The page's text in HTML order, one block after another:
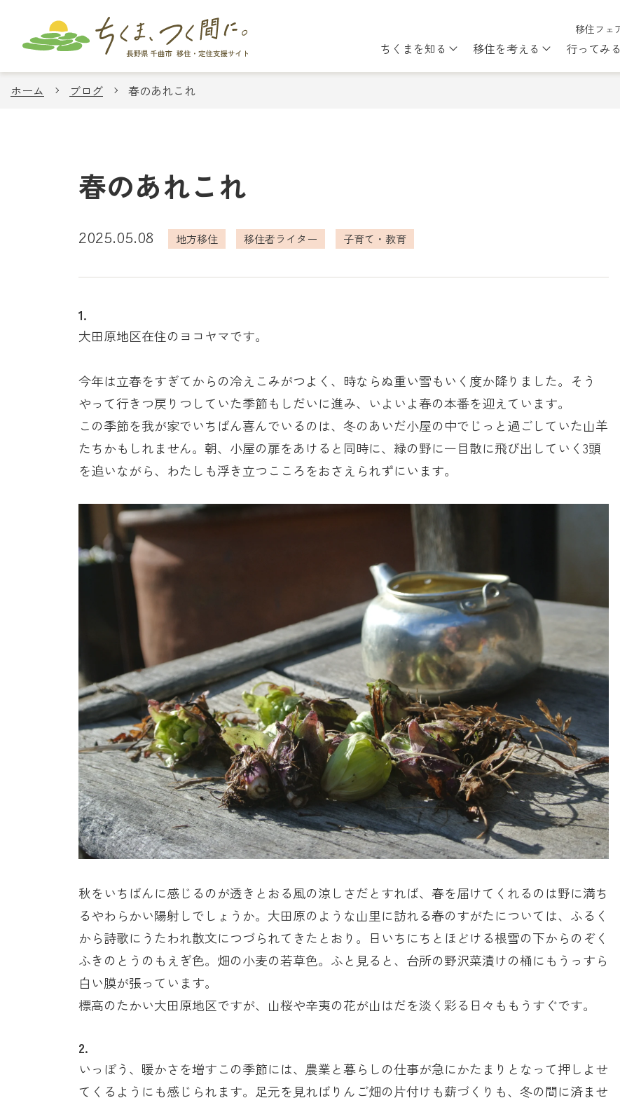
移住フェ
ちくまを知る Show submenu for ちくまを
移住を考える Show行ってみる
ホーム ブログ 春のあれこれ
春のあれこれ
2025.05.08 地方移住 移住者ライター 子育て・教育
1.
大田原地区在住のヨコヤマです。
今年は立春をすぎてからの冷えこみがつよく、時ならぬ重い雪もいく度か降りました。そう
やって行きつ戻りつしていた季節もしだいに進み、いよいよ春の本番を迎えています。
この季節を我が家でいちばん喜んでいるのは、冬のあいだ小屋の中でじっと過ごしていた山羊
たちかもしれません。朝、小屋の扉をあけると同時に、緑の野に一目散に飛び出していく3頭
を追いながら、わたしも浮き立つこころをおさえられずにいます。
秋をいちばんに感じるのが透きとおる風の涼しさだとすれば、春を届けてくれるのは野に満ち
るやわらかい陽射しでしょうか。大田原のような山里に訪れる春のすがたについては、ふるく
から詩歌にうたわれ散文につづられてきたとおり。日いちにちとほどける根雪の下からのぞく
ふきのとうのもえぎ色。畑の小麦の若草色。ふと見ると、台所の野沢菜漬けの桶にもうっすら
白い膜が張っています。
標高のたかい大田原地区ですが、山桜や辛夷の花が山はだを淡く彩る日々ももうすぐです。
2.
いっぽう、暖かさを増すこの季節には、農業と暮らしの仕事が急にかたまりとなって押しよせ
てくるようにも感じられます。足元を見ればりんご畑の片付けも薪づくりも、冬の間に済ませ